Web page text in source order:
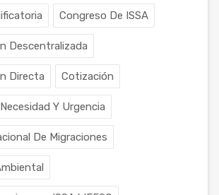
Congreso De ISSA
Descentralizada
Directa Cotización
Y Urgencia
De Migraciones